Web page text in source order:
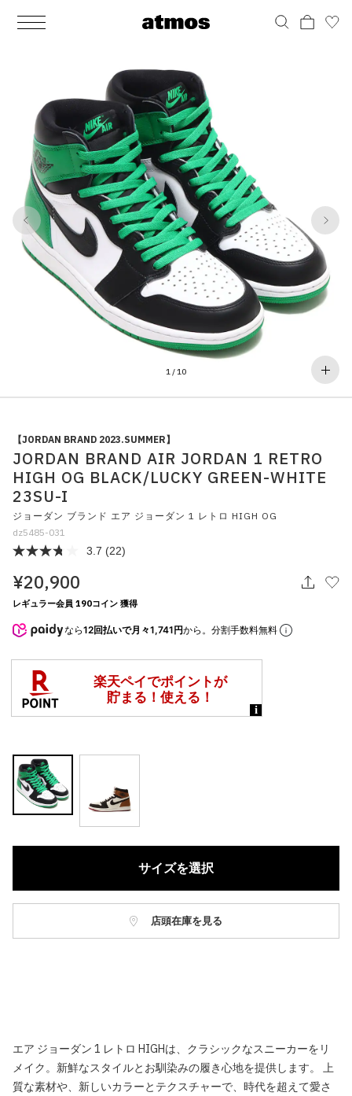
MEN
シューズ
ウェア
バッグ
アクセサリー
その他
アディダス ピックアップ
シューズ
スニーカー
ブーツ
サンダル
その他
すべてのシューズ
ライフスタイルランニング
ウェア
トップス
アウター
パンツ
ソックス
アンダーウェア
水着
バッグ
バックパック / リュック
ショルダー / メッセンジャーバッグ
トート / エコバッグ
クラッチ / セカンドバッグ
ウエストバッグ
その他
すべてのバッグ
アクセサリー
ポーチ / ウォレット
帽子
グッズ / アクセサリー
その他
すべてのアクセサリー
その他
シューケア / グッズ
おもちゃ / フィギュア
その他
すべてのその他
WOMENS
シューズ
ウェア
バッグ
アクセサリー
その他
アディダス ピックアップ
シューズ
スニーカー
ブーツ
サンダル / パンプス
その他
すべてのシューズ
ライフスタイルランニング
ウェア
トップス
アウター
パンツ
ワンピース
スカート
ソックス
アンダーウェア
すべてのウェア
バッグ
バックパック / リュック
ショルダー / メッセンジャーバッグ
トート / エコバッグ
クラッチ / セカンドバッグ
ウエストバッグ
その他
すべてのバッグ
アクセサリー
ポーチ / ウォレット
帽子
グッズ / アクセサリー
その他
すべてのアクセサリー
その他
シューケア / グッズ
おもちゃ / フィギュア
その他
すべてのその他
1 /10
1 10
【JORDAN BRAND 2023.SUMMER】
JORDAN BRAND AIR JORDAN 1 RETRO
HIGH OG BLACK/LUCKY GREEN-WHITE
23SU-I
ジョーダン ブランド エア ジョーダン 1 レトロ HIGH OG
dz5485-031
3.7 (22)
¥20,900
レギュラー会員 190コイン 獲得
なら12回払いで月々1,741円から。分割手数料無料
サイズを選択
店頭在庫を見る
エア ジョーダン 1 レトロ HIGHは、クラシックなスニーカーをリ
メイク。新鮮なスタイルとお馴染みの履き心地を提供します。 上
質な素材や、新しいカラーとテクスチャーで、時代を超えて愛さ